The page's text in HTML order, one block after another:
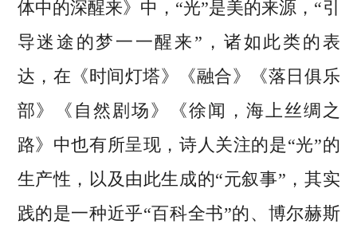
体中的深醒来》中，“光”是美的来源，“引
导迷途的梦一一醒来”，诸如此类的表
达，在《时间灯塔》《融合》《落日俱乐
部》《自然剧场》《徐闻，海上丝绸之
路》中也有所呈现，诗人关注的是“光”的
生产性，以及由此生成的“元叙事”，其实
践的是一种近乎“百科全书”的、博尔赫斯